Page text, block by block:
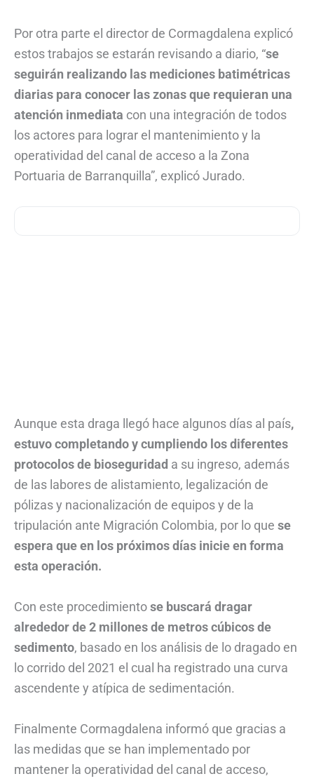
Por otra parte el director de Cormagdalena explicó
estos trabajos se estarán revisando a diario, “se
seguirán realizando las mediciones batimétricas
diarias para conocer las zonas que requieran una
atención inmediata con una integración de todos
los actores para lograr el mantenimiento y la
operatividad del canal de acceso a la Zona
Portuaria de Barranquilla”, explicó Jurado.
Aunque esta draga llegó hace algunos días al país,
estuvo completando y cumpliendo los diferentes
protocolos de bioseguridad a su ingreso, además
de las labores de alistamiento, legalización de
pólizas y nacionalización de equipos y de la
tripulación ante Migración Colombia, por lo que se
espera que en los próximos días inicie en forma
esta operación.
Con este procedimientose buscará dragar
alrededor de 2 millones de metros cúbicos de
sedimento, basado en los análisis de lo dragado en
lo corrido del 2021 el cual ha registrado una curva
ascendente y atípica de sedimentación.
Finalmente Cormagdalena informó que gracias a
las medidas que se han implementado por
mantener la operatividad del canal de acceso,